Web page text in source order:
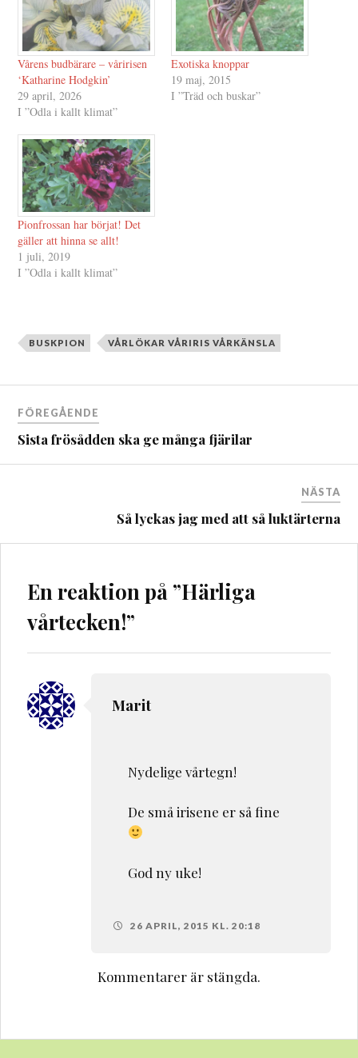
Vårens budbärare – våririsen
‘Katharine Hodgkin’
29 april, 2026
I ”Odla i kallt klimat”
Exotiska knoppar
19 maj, 2015
I ”Träd och buskar”
Pionfrossan har börjat! Det
gäller att hinna se allt!
1 juli, 2019
I ”Odla i kallt klimat”
BUSKPION VÅRLÖKAR VÅRIRIS VÅRKÄNSLA
Inläggsnavigering
FÖREGÅENDE
Sista frösådden ska ge många fjärilar
NÄSTA
Så lyckas jag med att så luktärterna
En reaktion på ”Härliga
vårtecken!”
Marit
Nydelige vårtegn!
De små irisene er så fine
God ny uke!
26 APRIL, 2015 KL. 20:18
Kommentarer är stängda.